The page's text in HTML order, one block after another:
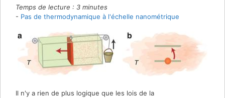
Temps de lecture : 3 minutes
- Pas de thermodynamique à l'échelle nanométrique
Il n'y a rien de plus logique que les lois de la